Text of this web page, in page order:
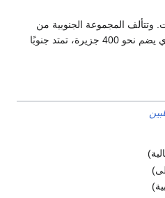
وتتألف المجموعة الجنوبية من
جزيرة مينداناو وأرخبيل سولو الذي يضم نحو 400 جزيرة، تمتد جنوبًا